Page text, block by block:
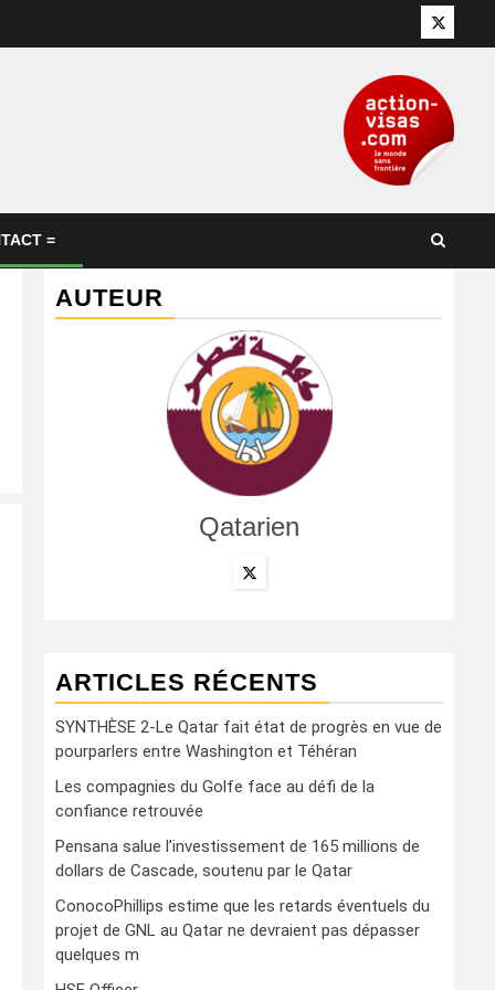
Twitter
=
AUTEUR
Qatarien
ARTICLES RÉCENTS
SYNTHÈSE 2-Le Qatar fait état de progrès en vue de
pourparlers entre Washington et Téhéran
Les compagnies du Golfe face au défi de la
confiance retrouvée
Pensana salue l’investissement de 165 millions de
dollars de Cascade, soutenu par le Qatar
ConocoPhillips estime que les retards éventuels du
projet de GNL au Qatar ne devraient pas dépasser
quelques m